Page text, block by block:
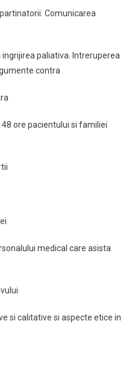
Comunicarea
paliativa. Intreruperea
contra
ore pacientului si familiei
medical care asista
si calitative si aspecte etice in